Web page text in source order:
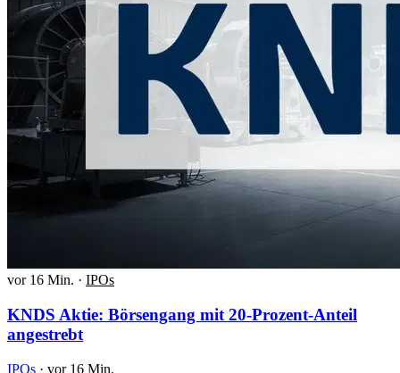
vor 16 Min. · IPOs
KNDS Aktie: Börsengang mit 20-Prozent-Anteil
angestrebt
IPOs · vor 16 Min.